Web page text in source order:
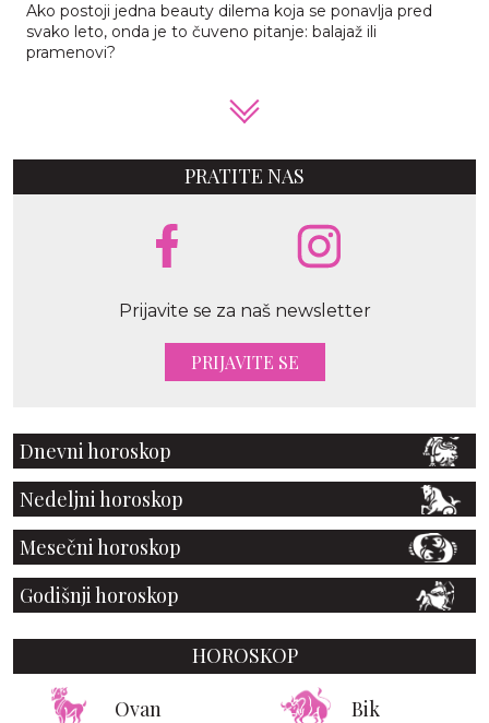
Ako postoji jedna beauty dilema koja se ponavlja pred
svako leto, onda je to čuveno pitanje: balajaž ili
pramenovi?
PRATITE NAS
Prijavite se za naš newsletter
PRIJAVITE SE
Dnevni horoskop
Nedeljni horoskop
Mesečni horoskop
Godišnji horoskop
HOROSKOP
Ovan Bik